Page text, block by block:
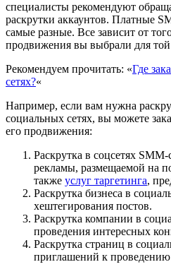
специалисты рекомендуют
раскрутки аккаунтов. Платные
самые разные. Все зависит от
продвижения вы выбрали для
Рекомендуем прочитать: «Где
сетях?«
Например, если вам нужна
социальных сетях, вы можете
его продвижения:
Раскрутка в соцсетях
рекламы, размещаемой на
также услуг таргетинга,
Раскрутка бизнеса в
хештегирования постов.
Раскрутка компании в
проведения интересных
Раскрутка страниц в
приглашений к